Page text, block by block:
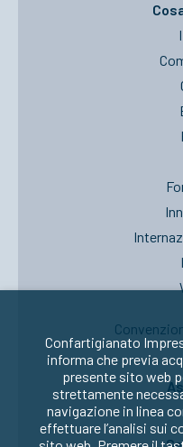
Confartigianato
informa che previa
presente sito web
strettamente
navigazione in linea
effettuare l’analisi sui